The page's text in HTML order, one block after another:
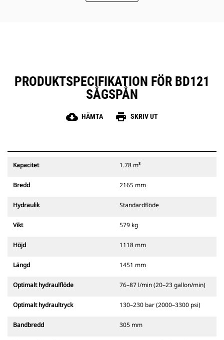
PRODUKTSPECIFIKATION FÖR BD121
SÅGSPÅN
cloud_download HÄMTA print SKRIV UT
Kapacitet 1.78 m³
Bredd 2165 mm
Hydraulik Standardflöde
Vikt 579 kg
Höjd 1118 mm
Längd 1451 mm
Optimalt hydraulflöde 76–87 l/min (20–23 gallon/min)
Optimalt hydraultryck 130–230 bar (2000–3300 psi)
Bandbredd 305 mm